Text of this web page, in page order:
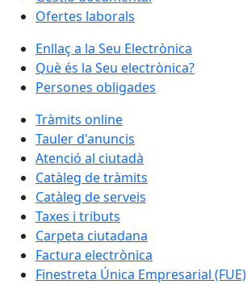
Ofertes laborals
Enllaç a la Seu Electrònica
Què és la Seu electrònica?
Persones obligades
Tràmits online
Tauler d'anuncis
Atenció al ciutadà
Catàleg de tràmits
Catàleg de serveis
Taxes i tributs
Carpeta ciutadana
Factura electrònica
Finestreta Única Empresarial (FUE)